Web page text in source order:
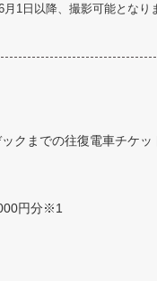
1日以降、撮影可能となり
クまでの往復電車チケ
円分※1